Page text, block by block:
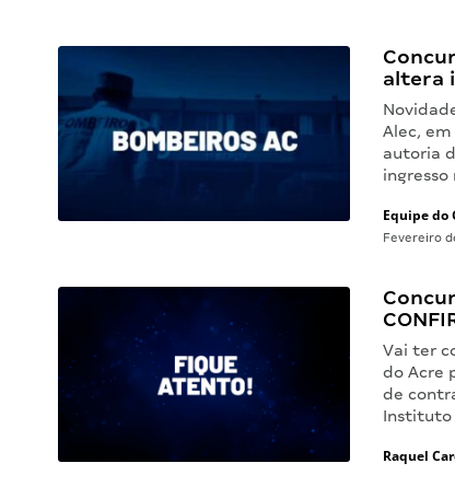
altera
Alec,
autoria
ingresso
Equipe do
Fevereiro
Vai ter
do Acre
de
Instituto
Raquel